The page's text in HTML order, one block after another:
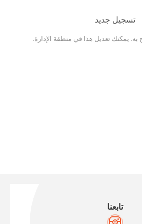
تسجيل جديد
يمكنك تعديل هذا في منطقة الإدارة.
تابعنا